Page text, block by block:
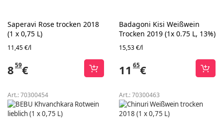
Saperavi Rose trocken 2018
(1 x 0,75 L)
11,45 €/l
859€
Badagoni Kisi Weißwein
Trocken 2019 (1x 0.75 L, 13%)
15,53 €/l
11 65€
Art.:70300454 Art.:70300463